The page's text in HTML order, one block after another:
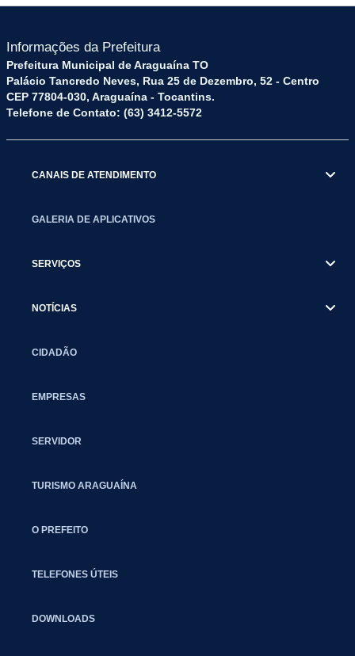
Informações da Prefeitura
Prefeitura Municipal de Araguaína TO
Palácio Tancredo Neves, Rua 25 de Dezembro, 52 - Centro
CEP 77804-030, Araguaína - Tocantins.
Telefone de Contato: (63) 3412-5572
CANAIS DE ATENDIMENTO
GALERIA DE APLICATIVOS
SERVIÇOS
NOTÍCIAS
CIDADÃO
EMPRESAS
SERVIDOR
TURISMO ARAGUAÍNA
O PREFEITO
TELEFONES ÚTEIS
DOWNLOADS